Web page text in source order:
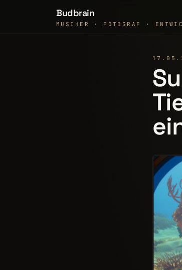
Budbrain
MUSIKER · FOTOGRAF ·